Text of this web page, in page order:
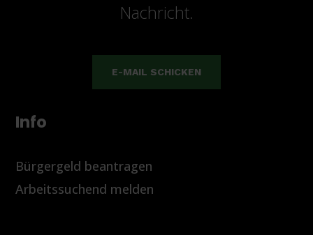
Nachricht.
E-MAIL SCHICKEN
Info
Bürgergeld beantragen
Arbeitssuchend melden